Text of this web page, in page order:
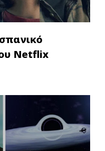
Netflix